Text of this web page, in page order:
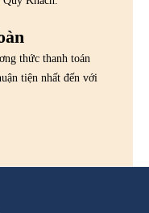
thức thanh toán
tiện nhất đến với